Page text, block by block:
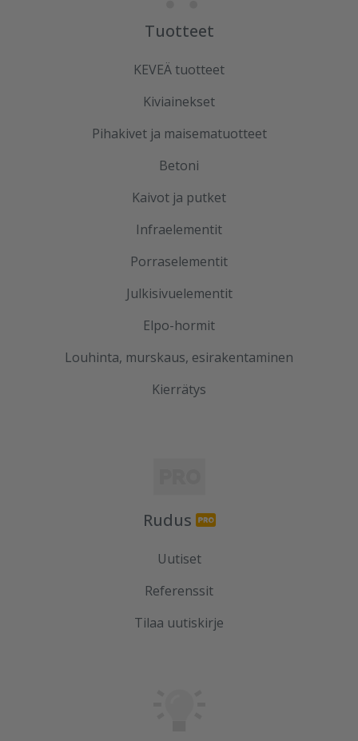
Tuotteet
KEVEÄ tuotteet
Kiviainekset
Pihakivet ja maisematuotteet
Betoni
Kaivot ja putket
Infraelementit
Porraselementit
Julkisivuelementit
Elpo-hormit
Louhinta, murskaus, esirakentaminen
Kierrätys
Rudus
Uutiset
Referenssit
Tilaa uutiskirje